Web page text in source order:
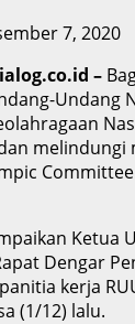
7, 2020
–
Undang
melindungi
Ketua
Dengar
kerja
(1/12) lalu.